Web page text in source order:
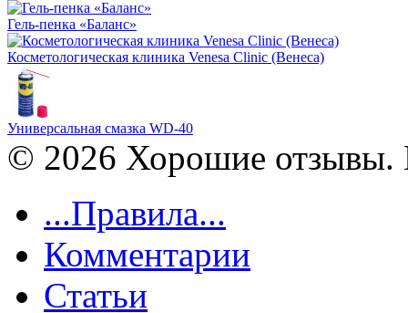
Гель-пенка «Баланс»
Косметологическая клиника Venesa Clinic (Венеса)
Универсальная смазка WD-40
© 2026 Хорошие отзывы.
...Правила...
Комментарии
Статьи